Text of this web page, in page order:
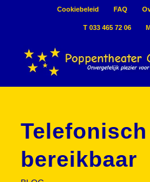
Cookiebeleid FAQ
T 033 465 72 06
bereikbaar